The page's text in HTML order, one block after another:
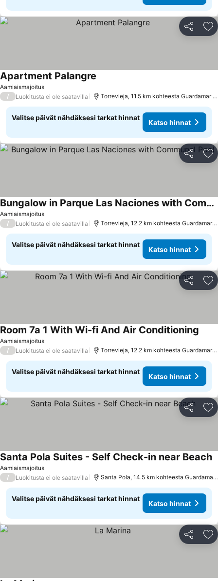
Jaa
Aamiaismajoitus
Apartment Palangre
/ Luokitusta ei ole saatavilla Torrevieja, 11.5 km kohteesta Guardamar del Segura
Valitse päivät nähdäksesi tarkat hinnat
Katso hinnat
Jaa
Aamiaismajoitus
Bungalow in Parque Las Naciones with Communal Pool
/ Luokitusta ei ole saatavilla Torrevieja, 12.2 km kohteesta Guardamar del Segura
Valitse päivät nähdäksesi tarkat hinnat
Katso hinnat
Jaa
Aamiaismajoitus
Room 7a 1 With Wi-fi And Air Conditioning
/ Luokitusta ei ole saatavilla Torrevieja, 12.2 km kohteesta Guardamar del Segura
Valitse päivät nähdäksesi tarkat hinnat
Katso hinnat
Jaa
Aamiaismajoitus
Santa Pola Suites - Self Check-in near Beach
/ Luokitusta ei ole saatavilla Santa Pola, 14.5 km kohteesta Guardamar del Segura
Valitse päivät nähdäksesi tarkat hinnat
Katso hinnat
Jaa